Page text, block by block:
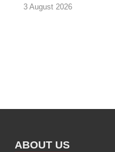
3 August 2026
ABOUT US